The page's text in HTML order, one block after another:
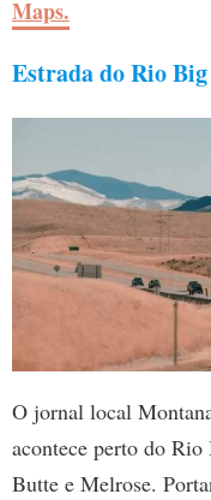
Maps.
Estrada do Rio
O jornal local
acontece perto do
Butte e Melrose.